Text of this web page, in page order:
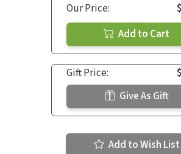
Our Price:
Add to Cart
Gift Price:
Give As Gift
Add to Wish List